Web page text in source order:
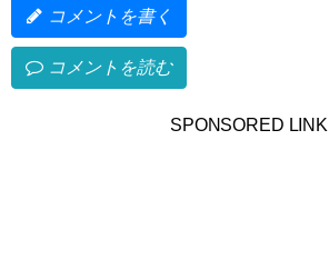
コメントを書く
コメントを読む
SPONSORED LINK